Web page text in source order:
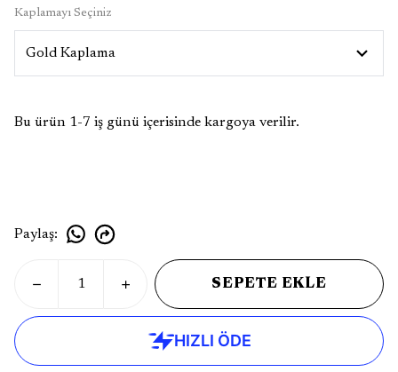
Kaplamayı Seçiniz
Bu ürün 1-7 iş günü içerisinde kargoya verilir.
Paylaş:
SEPETE EKLE